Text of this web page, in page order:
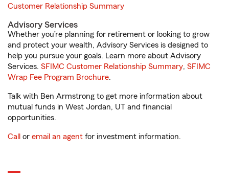
Customer Relationship Summary
Advisory Services
Whether you’re planning for retirement or looking to grow
and protect your wealth, Advisory Services is designed to
help you pursue your goals. Learn more about Advisory
Services. SFIMC Customer Relationship Summary, SFIMC
Wrap Fee Program Brochure.
Talk with Ben Armstrong to get more information about
mutual funds in West Jordan, UT and financial
opportunities.
Call or email an agent for investment information.